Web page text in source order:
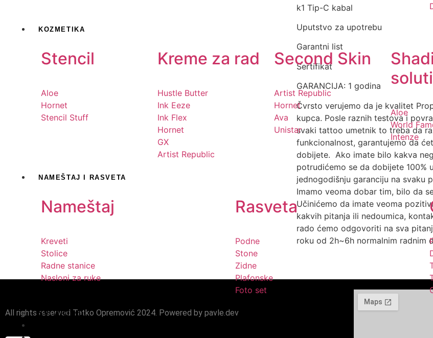
KOZMETIKA
Stencil
Aloe
Hornet
Stencil Stuff
Kreme za rad
Hustle Butter
Ink Eeze
Ink Flex
Hornet
GX
Artist Republic
Second Skin
Artist Republic
Hornet
Ava
Unistar
Aloe
World
Intenze
NAMEŠTAJ I RASVETA
Nameštaj
Kreveti
Stolice
Radne stanice
Nasloni za ruke
Rasveta
Podne
Stone
Zidne
Plafonske
Foto set
SVI ARTIKLI
k1 Tip-C kabal
Uputstvo za upotrebu
Garantni list
Sertifikat
GARANCIJA: 1 godina
Čvrsto verujemo da je kvalitet
kupca. Posle raznih testova i
svaki tattoo umetnik to treba da
funkcionalnost, garantujemo da
dobijete. Ako imate bilo kakva
potrudićemo se da dobijete 100%
jednogodišnju garanciju na svaku
Imamo veoma dobar tim, bilo da
Učinićemo da imate veoma
kakvih pitanja ili nedoumica,
rado ćemo odgovoriti na sva
roku od 2h~6h normalnim radnim
All rights reserved Tatko Opremović 2024. Powered by pavle.dev